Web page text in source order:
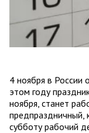
4 ноября в России
этом году
ноября, станет
предпраздничный,
субботу рабочий